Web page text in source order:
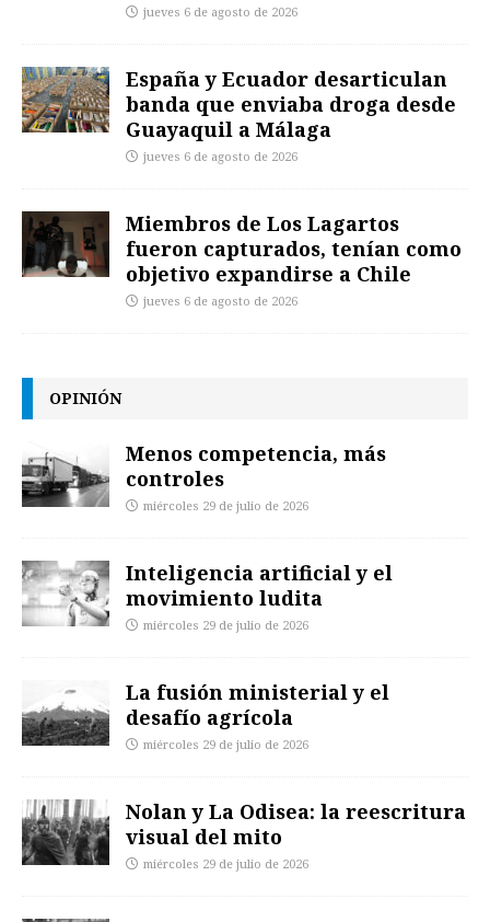
jueves 6 de agosto de 2026
España y Ecuador desarticulan
banda que enviaba droga desde
Guayaquil a Málaga
jueves 6 de agosto de 2026
Miembros de Los Lagartos
fueron capturados, tenían como
objetivo expandirse a Chile
jueves 6 de agosto de 2026
OPINIÓN
Menos competencia, más
controles
miércoles 29 de julio de 2026
Inteligencia artificial y el
movimiento ludita
miércoles 29 de julio de 2026
La fusión ministerial y el
desafío agrícola
miércoles 29 de julio de 2026
Nolan y La Odisea: la reescritura
visual del mito
miércoles 29 de julio de 2026